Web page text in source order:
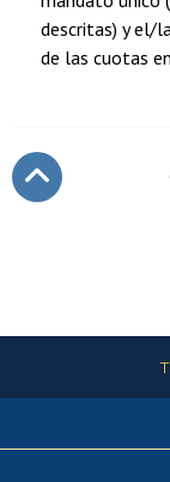
descritas) y el/
de las cuotas
Más